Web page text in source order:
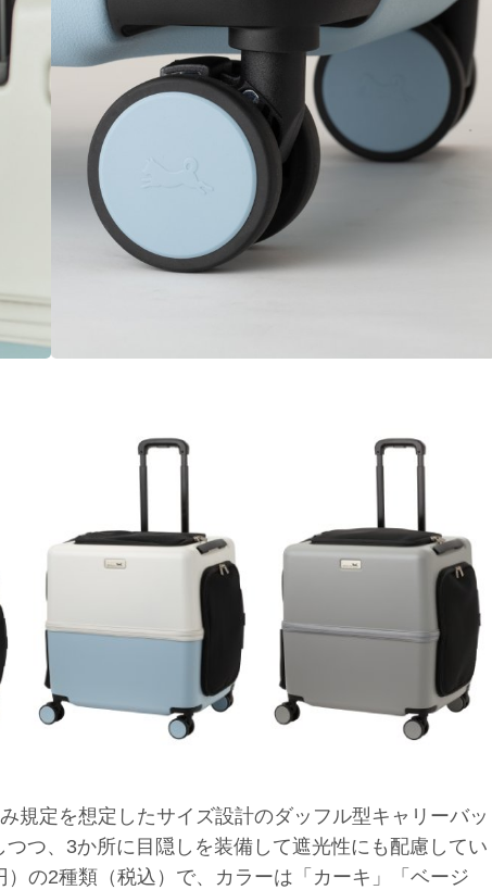
規定を想定したサイズ設計のダッフル型キャリーバッ
つ、3か所に目隠しを装備して遮光性にも配慮してい
の2種類（税込）で、カラーは「カーキ」「ベージ